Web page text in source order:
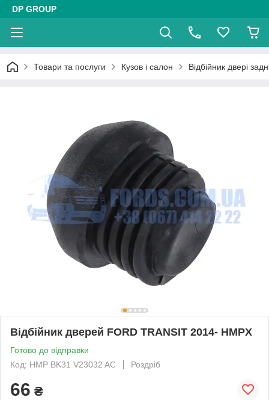
DP GROUP
Товари та послуги Кузов і салон Відбійник двері
Відбійник дверей FORD TRANSIT 2014- HMPX
Готово до відправки
Код: HMP BK31 V23032 AC
Роздріб
66 ₴